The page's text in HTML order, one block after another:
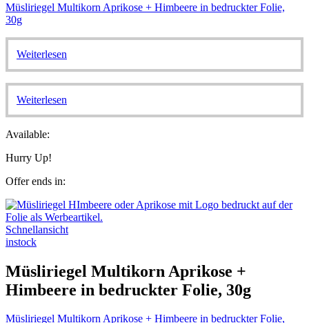
Müsliriegel Multikorn Aprikose + Himbeere in bedruckter Folie,
30g
Weiterlesen
Weiterlesen
Available:
Hurry Up!
Offer ends in:
Schnellansicht
instock
Müsliriegel Multikorn Aprikose +
Himbeere in bedruckter Folie, 30g
Müsliriegel Multikorn Aprikose + Himbeere in bedruckter Folie,